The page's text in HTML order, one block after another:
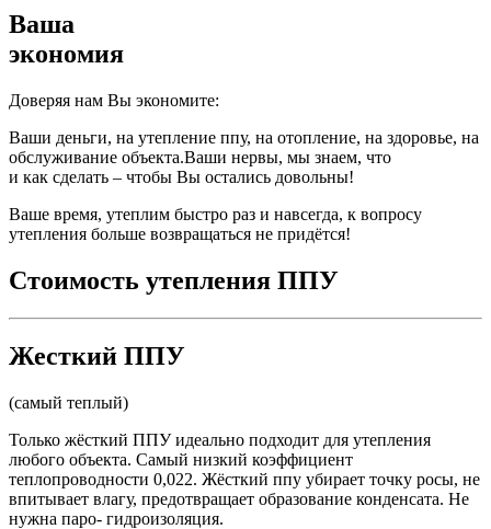
Ваша
экономия
Доверяя нам Вы экономите:
Ваши деньги, на утепление ппу, на отопление, на здоровье, на
обслуживание объекта.Ваши нервы, мы знаем, что
и как сделать – чтобы Вы остались довольны!
Ваше время, утеплим быстро раз и навсегда, к вопросу
утепления больше возвращаться не придётся!
Стоимость утепления ППУ
Жесткий ППУ
(самый теплый)
Только жёсткий ППУ идеально подходит для утепления
любого объекта. Самый низкий коэффициент
теплопроводности 0,022. Жёсткий ппу убирает точку росы, не
впитывает влагу, предотвращает образование конденсата. Не
нужна паро- гидроизоляция.